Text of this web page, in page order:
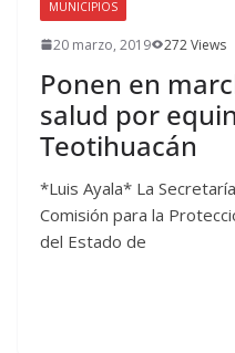
MUNICIPIOS
20 marzo, 2019 272 Views
Ponen en
salud por
Teotihuacán
*Luis Ayala* La
Comisión para la
del Estado de